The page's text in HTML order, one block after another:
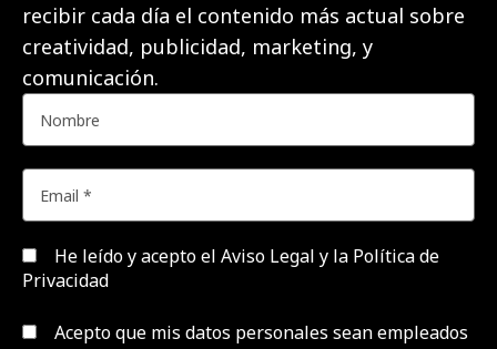
recibir cada día el contenido más actual sobre
creatividad, publicidad, marketing, y
comunicación.
He leído y acepto el Aviso Legal y la Política de
Privacidad
Acepto que mis datos personales sean empleados